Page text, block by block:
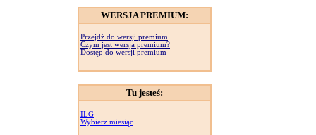
WERSJA PREMIUM:
Przejdź do wersji premium
Czym jest wersja premium?
Dostęp do wersji premium
Tu jesteś:
ILG
Wybierz miesiąc